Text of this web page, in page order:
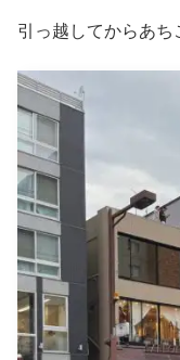
引っ越してからあち